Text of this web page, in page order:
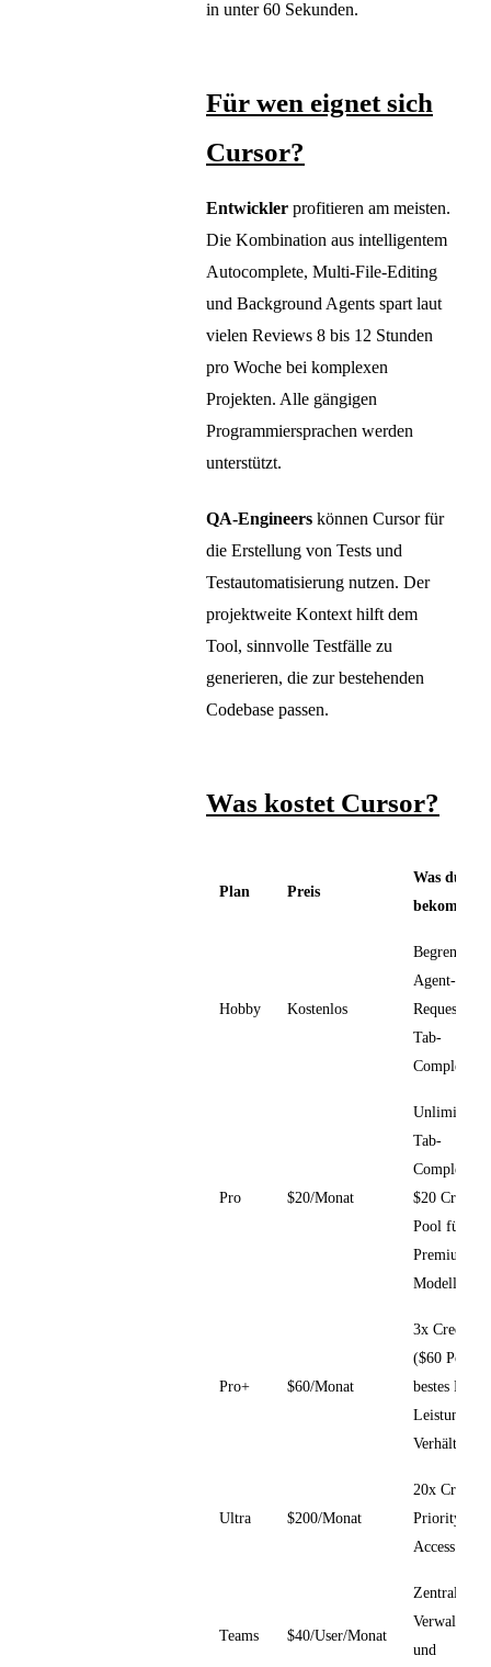
in unter 60 Sekunden.
Für wen eignet sich
Cursor?
Entwickler profitieren am meisten.
Die Kombination aus intelligentem
Autocomplete, Multi-File-Editing
und Background Agents spart laut
vielen Reviews 8 bis 12 Stunden
pro Woche bei komplexen
Projekten. Alle gängigen
Programmiersprachen werden
unterstützt.
QA-Engineers können Cursor für
die Erstellung von Tests und
Testautomatisierung nutzen. Der
projektweite Kontext hilft dem
Tool, sinnvolle Testfälle zu
generieren, die zur bestehenden
Codebase passen.
Was kostet Cursor?
Plan Preis
Was du
bekommst
Hobby Kostenlos
Begrenzte
Agent-
Requests
Tab-
Completions
Pro $20/Monat
Unlimited
Tab-
$20 Credit-
Pool für
Premium-
Modelle
Pro+ $60/Monat
3x Credits
($60 Pool),
bestes Preis-
Leistungs-
Verhältnis
Ultra $200/Monat
20x Credits,
Priority
Access
Teams $40/User/Monat
Zentrale
Verwaltung
und